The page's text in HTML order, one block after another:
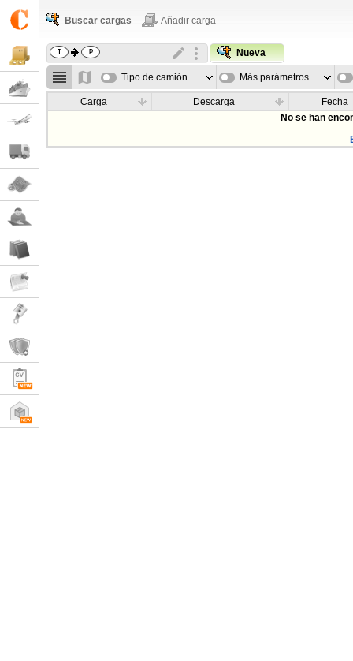
Buscar cargas Añadir carga
Nueva
Tipo de camión Más parámetros
Carga Descarga
Fecha
No se han